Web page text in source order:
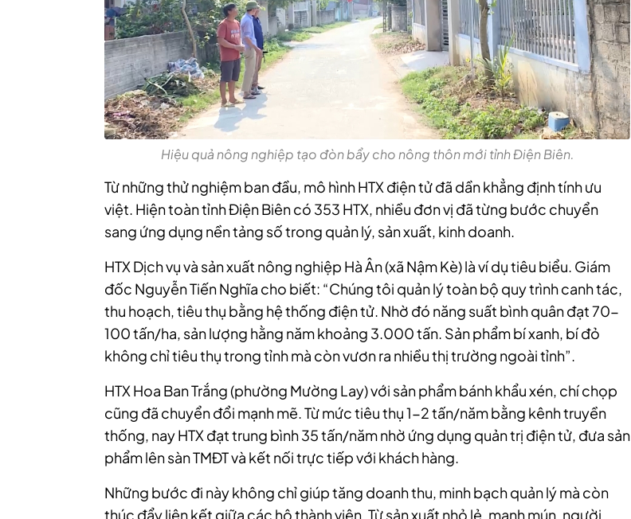
Hiệu quả nông nghiệp tạo đòn bẩy cho nông thôn mới tỉnh Điện Biên.
Từ những thử nghiệm ban đầu, mô hình HTX điện tử đã dần khẳng định tính ưu
việt. Hiện toàn tỉnh Điện Biên có 353 HTX, nhiều đơn vị đã từng bước chuyển
sang ứng dụng nền tảng số trong quản lý, sản xuất, kinh doanh.
HTX Dịch vụ và sản xuất nông nghiệp Hà Ân (xã Nậm Kè) là ví dụ tiêu biểu. Giám
đốc Nguyễn Tiến Nghĩa cho biết: “Chúng tôi quản lý toàn bộ quy trình canh tác,
thu hoạch, tiêu thụ bằng hệ thống điện tử. Nhờ đó năng suất bình quân đạt 70-
100 tấn/ha, sản lượng hằng năm khoảng 3.000 tấn. Sản phẩm bí xanh, bí đỏ
không chỉ tiêu thụ trong tỉnh mà còn vươn ra nhiều thị trường ngoài tỉnh”.
HTX Hoa Ban Trắng (phường Mường Lay) với sản phẩm bánh khẩu xén, chí chọp
cũng đã chuyển đổi mạnh mẽ. Từ mức tiêu thụ 1-2 tấn/năm bằng kênh truyền
thống, nay HTX đạt trung bình 35 tấn/năm nhờ ứng dụng quản trị điện tử, đưa sản
phẩm lên sàn TMĐT và kết nối trực tiếp với khách hàng.
Những bước đi này không chỉ giúp tăng doanh thu, minh bạch quản lý mà còn
thúc đẩy liên kết giữa các hộ thành viên. Từ sản xuất nhỏ lẻ, manh mún, người